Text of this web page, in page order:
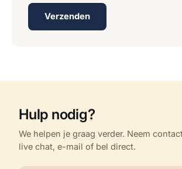
Verzenden
Hulp nodig?
We helpen je graag verder. Neem
live chat, e-mail of bel direct.